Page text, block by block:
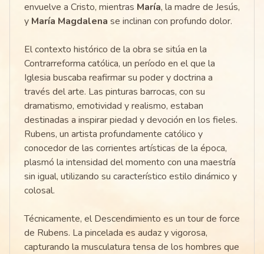
envuelve a Cristo, mientras María, la madre de Jesús,
y María Magdalena se inclinan con profundo dolor.
El contexto histórico de la obra se sitúa en la
Contrarreforma católica, un período en el que la
Iglesia buscaba reafirmar su poder y doctrina a
través del arte. Las pinturas barrocas, con su
dramatismo, emotividad y realismo, estaban
destinadas a inspirar piedad y devoción en los fieles.
Rubens, un artista profundamente católico y
conocedor de las corrientes artísticas de la época,
plasmó la intensidad del momento con una maestría
sin igual, utilizando su característico estilo dinámico y
colosal.
Técnicamente, el Descendimiento es un tour de force
de Rubens. La pincelada es audaz y vigorosa,
capturando la musculatura tensa de los hombres que